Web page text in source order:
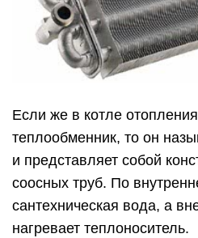
Если же в котле
теплообменник, то он
и представляет собой
соосных труб. По
сантехническая вода, а
нагревает теплоноситель.